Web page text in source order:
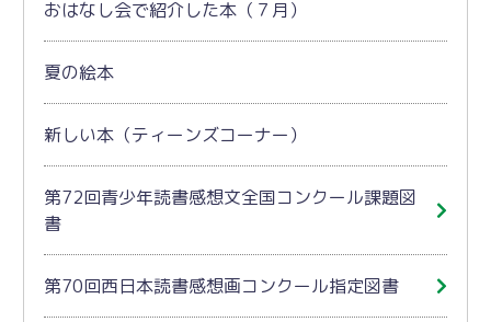
おはなし会で紹介した本（７月）
夏の絵本
新しい本（ティーンズコーナー）
第72回青少年読書感想文全国コンクール課題図
書
第70回西日本読書感想画コンクール指定図書